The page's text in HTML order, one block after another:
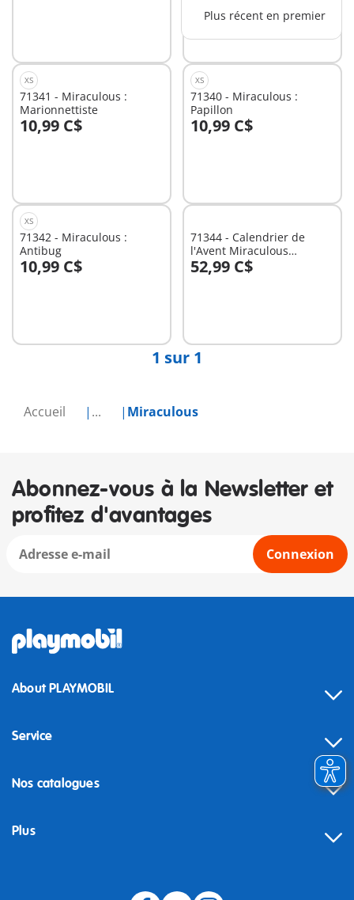
Accueil ... Miraculous
Plus récent en premier
XS
71341 - Miraculous :
Marionnettiste
10,99 C$
Au panier
XS
71340 - Miraculous :
Papillon
10,99 C$
Au panier
XS
71342 - Miraculous :
Antibug
10,99 C$
Au panier
71344 - Calendrier de
l'Avent Miraculous
Ladybug: Pique-nique à
Paris
52,99 C$
Au panier
1 sur 1
Abonnez-vous à la Newsletter et
profitez d'avantages
Connexion
About PLAYMOBIL
Service
Nos catalogues
Plus